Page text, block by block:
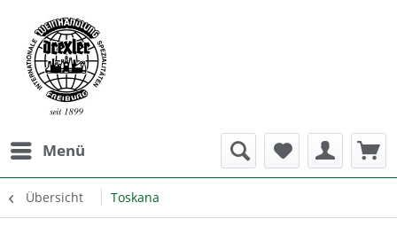
Menü
Übersicht Toskana